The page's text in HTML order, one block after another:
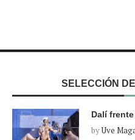
SELECCIÓN
Dalí
byUve